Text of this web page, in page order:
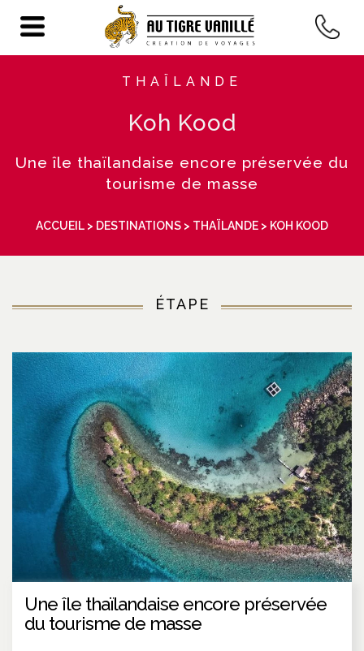
THAÏLANDE
Koh Kood
Une île thaïlandaise encore préservée du
tourisme de masse
ACCUEIL > DESTINATIONS > THAÏLANDE > KOH KOOD
ÉTAPE
Une île thaïlandaise encore préservée
du tourisme de masse